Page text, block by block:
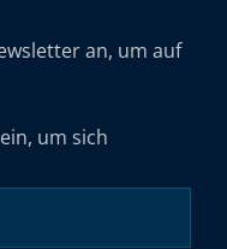
an, um auf
um sich